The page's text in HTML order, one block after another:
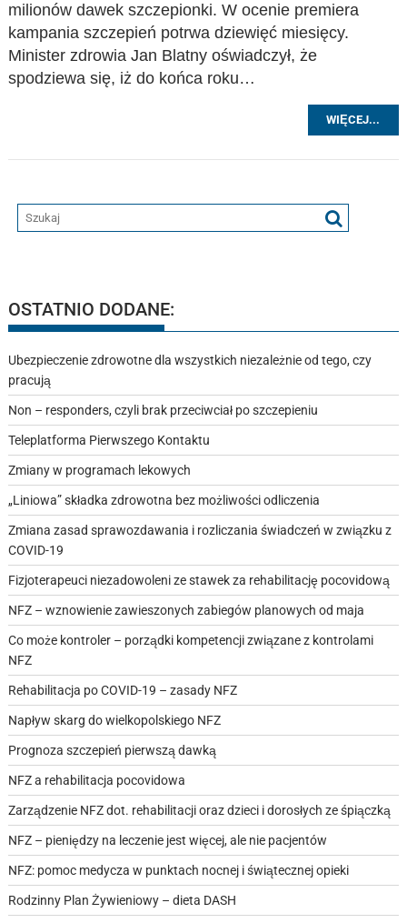
milionów dawek szczepionki. W ocenie premiera
kampania szczepień potrwa dziewięć miesięcy.
Minister zdrowia Jan Blatny oświadczył, że
spodziewa się, iż do końca roku…
WIĘCEJ...
OSTATNIO DODANE:
Ubezpieczenie zdrowotne dla wszystkich niezależnie od tego, czy
pracują
Non – responders, czyli brak przeciwciał po szczepieniu
Teleplatforma Pierwszego Kontaktu
Zmiany w programach lekowych
„Liniowa” składka zdrowotna bez możliwości odliczenia
Zmiana zasad sprawozdawania i rozliczania świadczeń w związku z
COVID-19
Fizjoterapeuci niezadowoleni ze stawek za rehabilitację pocovidową
NFZ – wznowienie zawieszonych zabiegów planowych od maja
Co może kontroler – porządki kompetencji związane z kontrolami
NFZ
Rehabilitacja po COVID-19 – zasady NFZ
Napływ skarg do wielkopolskiego NFZ
Prognoza szczepień pierwszą dawką
NFZ a rehabilitacja pocovidowa
Zarządzenie NFZ dot. rehabilitacji oraz dzieci i dorosłych ze śpiączką
NFZ – pieniędzy na leczenie jest więcej, ale nie pacjentów
NFZ: pomoc medycza w punktach nocnej i świątecznej opieki
Rodzinny Plan Żywieniowy – dieta DASH